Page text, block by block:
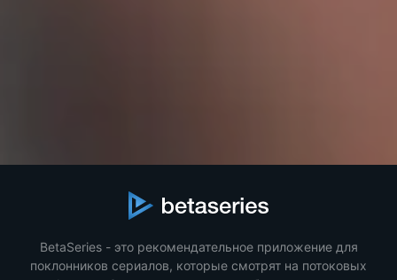
BetaSeries - это рекомендательное приложение для
поклонников сериалов, которые смотрят на потоковых